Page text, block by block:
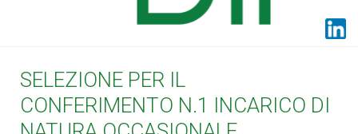
SELEZIONE PER IL
CONFERIMENTO N.1 INCARICO DI